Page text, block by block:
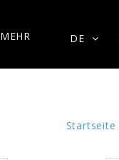
MEHR DE
Startseite